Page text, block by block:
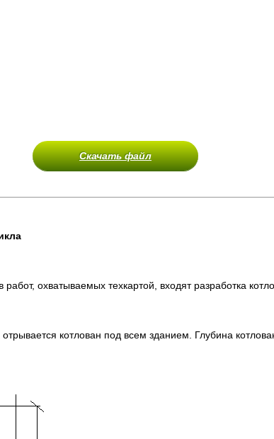
Скачать файл
охватываемых техкартой, входят разработка
котлован под всем зданием. Глубина